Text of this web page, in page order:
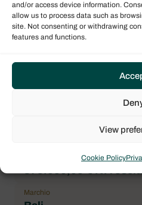
and/or access device information.
allow us to process data such as
site. Not consenting or withdrawing
features and functions.
View
Cookie Policy
Numero massimo passeggeri
12
4
375.000,00 € IVA
Marchio